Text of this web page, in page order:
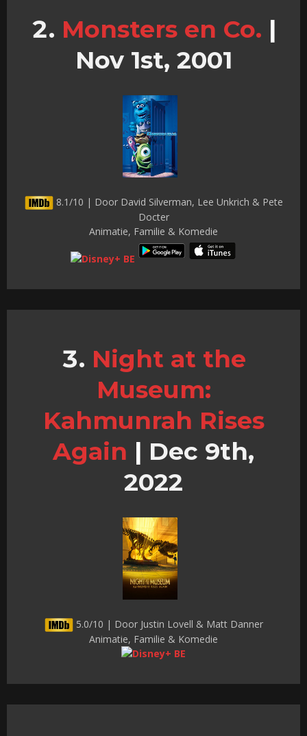
Monsters en Co. |
Nov 1st, 2001
8.1/10 | Door David Silverman, Lee Unkrich & Pete
Docter
Animatie, Familie & Komedie
Night at the
Museum:
Kahmunrah Rises
Again | Dec 9th,
2022
5.0/10 | Door Justin Lovell & Matt Danner
Animatie, Familie & Komedie